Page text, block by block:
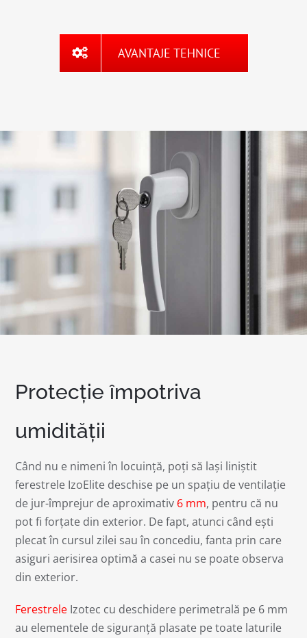
AVANTAJE TEHNICE
Protecție împotriva
umidității
Când nu e nimeni în locuință, poți să lași liniștit
ferestrele IzoElite deschise pe un spațiu de ventilație
de jur-împrejur de aproximativ 6 mm, pentru că nu
pot fi forțate din exterior. De fapt, atunci când ești
plecat în cursul zilei sau în concediu, fanta prin care
asiguri aerisirea optimă a casei nu se poate observa
din exterior.
Ferestrele Izotec cu deschidere perimetrală pe 6 mm
au elementele de siguranță plasate pe toate laturile